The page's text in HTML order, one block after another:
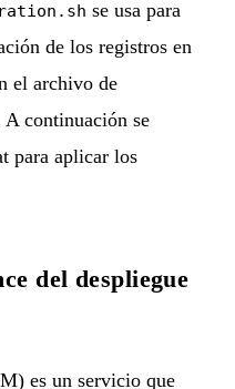
se usa para
de los registros en
el archivo de
continuación se
para aplicar los
del despliegue
es un servicio que